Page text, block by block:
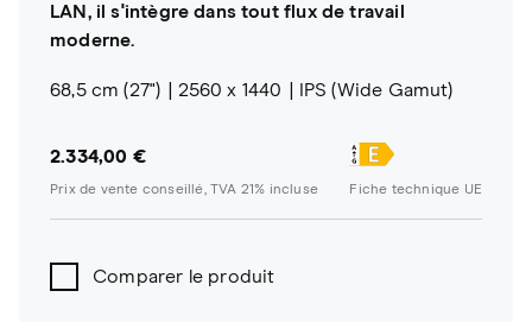
LAN, il s'intègre dans tout flux de travail
moderne.
68,5 cm (27") 2560 x 1440 IPS (Wide Gamut)
2.334,00 €
Prix de vente conseillé, TVA 21% incluse Fiche technique UE
Comparer le produit